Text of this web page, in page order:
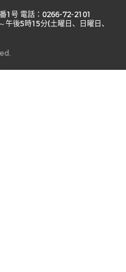
1号 電話：0266-72-2101
後5時15分(土曜日、日曜日、